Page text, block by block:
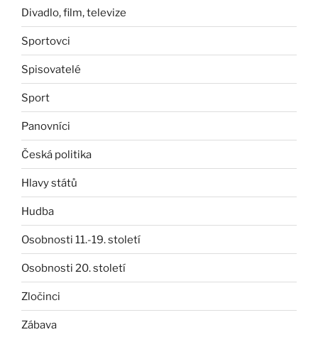
Divadlo, film, televize
Sportovci
Spisovatelé
Sport
Panovníci
Česká politika
Hlavy států
Hudba
Osobnosti 11.-19. století
Osobnosti 20. století
Zločinci
Zábava